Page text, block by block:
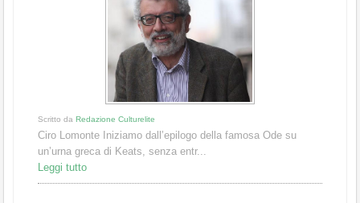
Scritto da Redazione Culturelite
Ciro Lomonte Iniziamo dall’epilogo della famosa Ode su
un’urna greca di Keats, senza entr...
Leggi tutto